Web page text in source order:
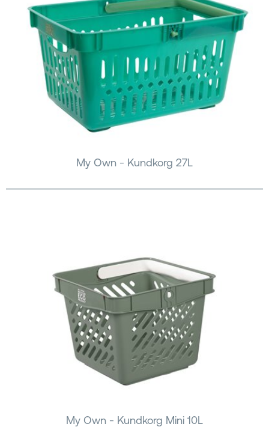
My Own - Kundkorg 27L
My Own - Kundkorg Mini 10L